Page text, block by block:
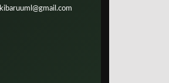
kibaruuml@gmail.com